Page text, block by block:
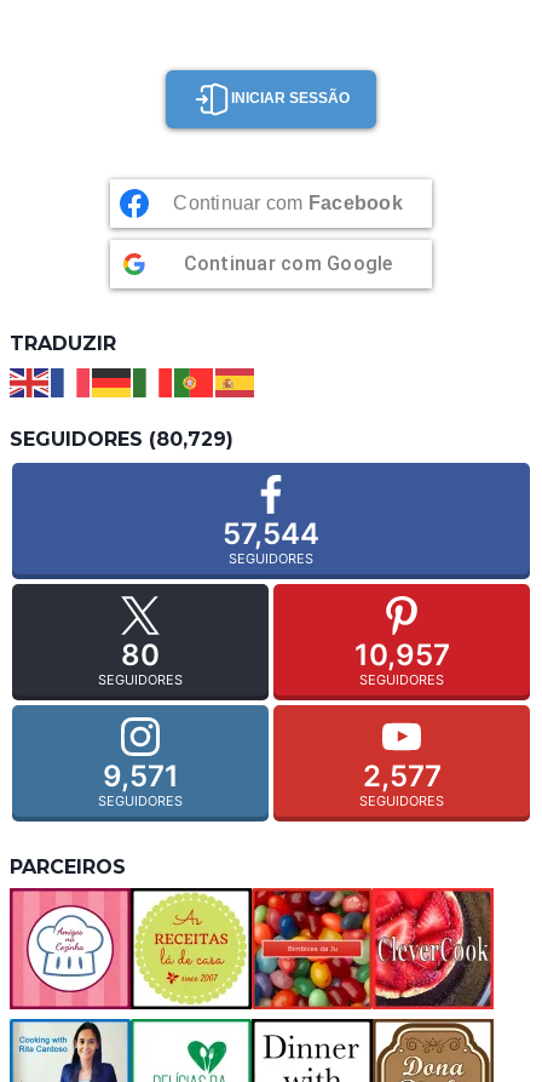
INICIAR SESSÃO
Continuar com Facebook
Continuar com Google
TRADUZIR
SEGUIDORES (80,729)
57,544
SEGUIDORES
80
SEGUIDORES
10,957
SEGUIDORES
9,571
SEGUIDORES
2,577
SEGUIDORES
PARCEIROS